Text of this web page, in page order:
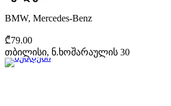
BMW, Mercedes-Benz
₾79.00
თბილისი, ნ.ხოშარაულის 30